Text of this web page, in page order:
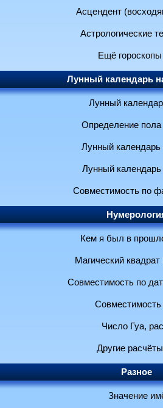
Асцендент
Астрологические
Ещё
Лунный календарь
Лунный
Определение пола
Лунный календарь
Лунный календарь
Совместимость по
Кем я был в
Магический
Совместимость по
Совместимость
Число Гуа,
Другие
Разное
Значение